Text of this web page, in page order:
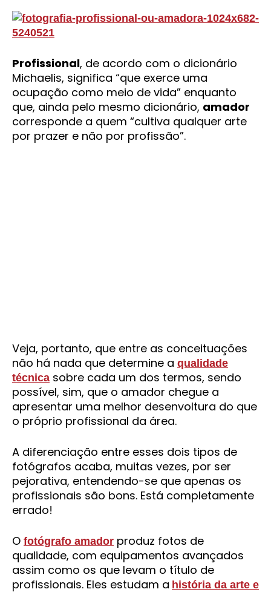
Profissional, de acordo com o dicionário
Michaelis, significa “que exerce uma
ocupação como meio de vida” enquanto
que, ainda pelo mesmo dicionário, amador
corresponde a quem “cultiva qualquer arte
por prazer e não por profissão”.
Veja, portanto, que entre as conceituações
não há nada que determine a qualidade
técnica sobre cada um dos termos, sendo
possível, sim, que o amador chegue a
apresentar uma melhor desenvoltura do que
o próprio profissional da área.
A diferenciação entre esses dois tipos de
fotógrafos acaba, muitas vezes, por ser
pejorativa, entendendo-se que apenas os
profissionais são bons. Está completamente
errado!
O fotógrafo amador produz fotos de
qualidade, com equipamentos avançados
assim como os que levam o título de
profissionais. Eles estudam a história da arte e